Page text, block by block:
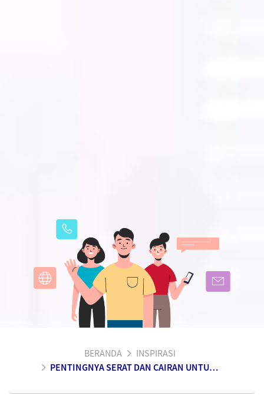
BERANDA
INSPIRASI
PENTINGNYA SERAT DAN CAIRAN UNTUK SEHATNYA PENCERNAAN